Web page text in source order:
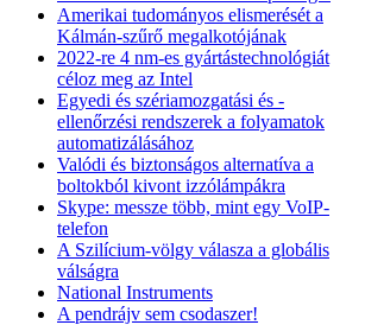
Amerikai tudományos elismerését a
Kálmán-szűrő megalkotójának
2022-re 4 nm-es gyártástechnológiát
céloz meg az Intel
Egyedi és szériamozgatási és -
ellenőrzési rendszerek a folyamatok
automatizálásához
Valódi és biztonságos alternatíva a
boltokból kivont izzólámpákra
Skype: messze több, mint egy VoIP-
telefon
A Szilícium-völgy válasza a globális
válságra
National Instruments
A pendrájv sem csodaszer!